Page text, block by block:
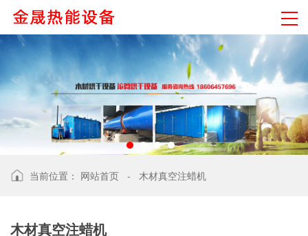
当前位置： 网站首页 - 木材真空注蜡机
木材真空注蜡机